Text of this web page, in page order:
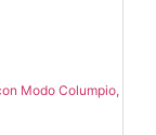
Modo Columpio,